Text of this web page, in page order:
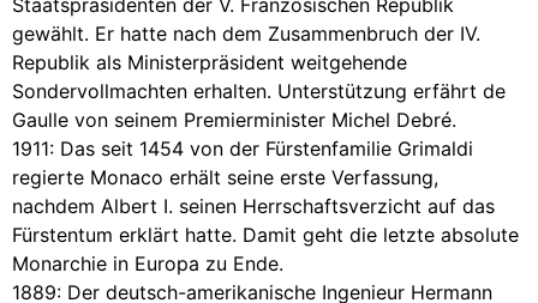
gewählt. Er hatte nach dem Zusammenbruch der IV.
Republik als Ministerpräsident weitgehende
Sondervollmachten erhalten. Unterstützung erfährt de
Gaulle von seinem Premierminister Michel Debré.
1911: Das seit 1454 von der Fürstenfamilie Grimaldi
regierte Monaco erhält seine erste Verfassung,
nachdem Albert I. seinen Herrschaftsverzicht auf das
Fürstentum erklärt hatte. Damit geht die letzte absolute
Monarchie in Europa zu Ende.
1889: Der deutsch-amerikanische Ingenieur Hermann